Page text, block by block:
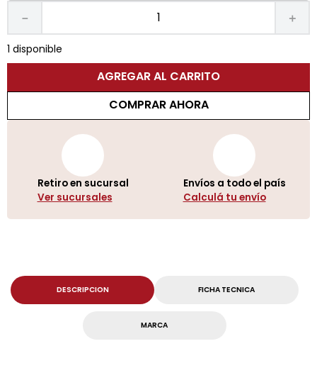
＋
－
1 disponible
AGREGAR AL CARRITO
COMPRAR AHORA
Retiro en sucursal
Ver sucursales
Envíos a todo el país
Calculá tu envío
DESCRIPCION FICHA TECNICA
MARCA